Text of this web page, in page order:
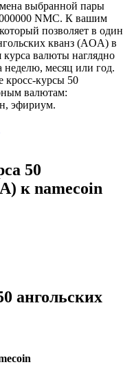
выбранной пары
NMC. К вашим
позволяет в один
кванз (AOA) в
валюты наглядно
неделю, месяц или год.
кросс-курсы 50
валютам:
эфириум.
50
к namecoin
ангольских